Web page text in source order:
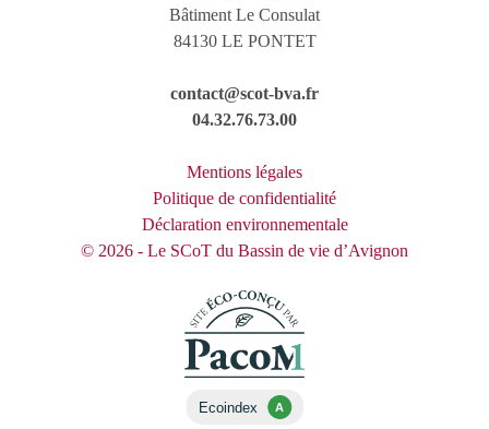
Bâtiment Le Consulat
84130 LE PONTET
contact@scot-bva.fr
04.32.76.73.00
Mentions légales
Politique de confidentialité
Déclaration environnementale
© 2026 - Le SCoT du Bassin de vie d’Avignon
Ecoindex A